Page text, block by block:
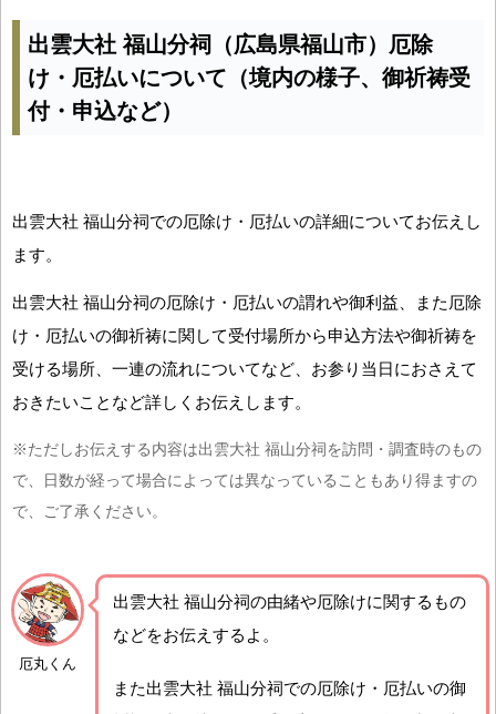
出雲大社 福山分祠（広島県福山市）厄除
け・厄払いについて（境内の様子、御祈祷受
付・申込など）
出雲大社 福山分祠での厄除け・厄払いの詳細についてお伝えし
ます。
出雲大社 福山分祠の厄除け・厄払いの謂れや御利益、また厄除
け・厄払いの御祈祷に関して受付場所から申込方法や御祈祷を
受ける場所、一連の流れについてなど、お参り当日におさえて
おきたいことなど詳しくお伝えします。
※ただしお伝えする内容は出雲大社 福山分祠を訪問・調査時のもの
で、日数が経って場合によっては異なっていることもあり得ますの
で、ご了承ください。
厄丸くん
出雲大社 福山分祠の由緒や厄除けに関するもの
などをお伝えするよ。
また出雲大社 福山分祠での厄除け・厄払いの御